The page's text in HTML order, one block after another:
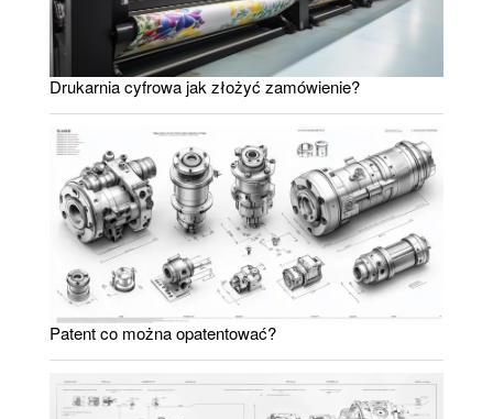
Drukarnia cyfrowa jak złożyć zamówienie?
Patent co można opatentować?